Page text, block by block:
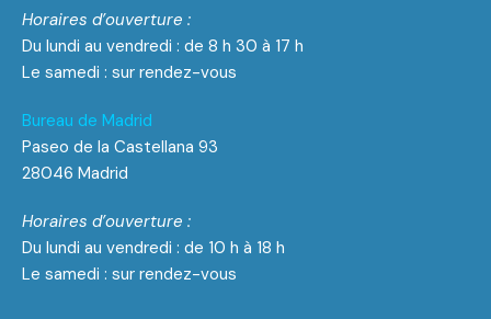
Horaires d’ouverture :
Du lundi au vendredi : de 8 h 30 à 17 h
Le samedi : sur rendez-vous
Bureau de Madrid
Paseo de la Castellana 93
28046 Madrid
Horaires d’ouverture :
Du lundi au vendredi : de 10 h à 18 h
Le samedi : sur rendez-vous